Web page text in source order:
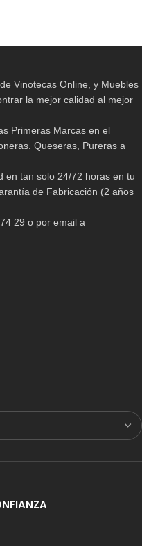
Vinotecas Online, y Muebles
la mejor calidad al mejor
Primeras Marcas en el
Queseras, Pureras a
en tan solo 24/72 horas en tu
de Fabricación (2 años
29 o por email a